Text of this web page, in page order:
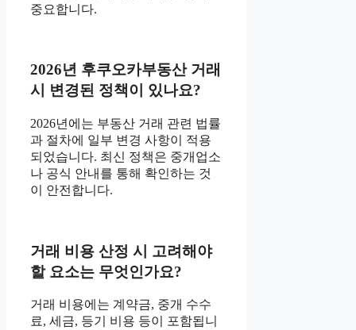
중요합니다.
2026년 후쿠오카부동산 거래
시 변경된 정책이 있나요?
2026년에는 부동산 거래 관련 법률
과 절차에 일부 변경 사항이 적용
되었습니다. 최신 정책은 중개업소
나 공식 안내를 통해 확인하는 것
이 안전합니다.
거래 비용 산정 시 고려해야
할 요소는 무엇인가요?
거래 비용에는 계약금, 중개 수수
료, 세금, 등기 비용 등이 포함됩니